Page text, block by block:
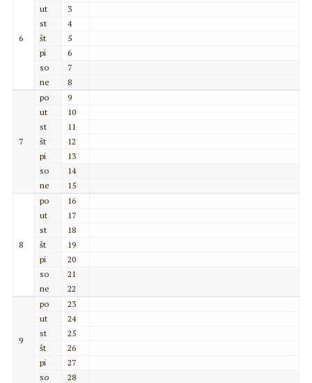
6
ut
3
st
4
št
5
pi
6
so
7
ne
8
7
po
9
ut
10
st
11
št
12
pi
13
so
14
ne
15
8
po
16
ut
17
st
18
št
19
pi
20
so
21
ne
22
9
po
23
ut
24
st
25
št
26
pi
27
so
28